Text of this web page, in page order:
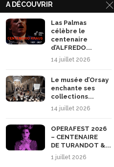
ARCHIVES
A DÉCOUVRIR
Las Palmas
célèbre le
centenaire
d’ALFREDO...
14 juillet 2026
Le musée d’Orsay
enchante ses
collections...
14 juillet 2026
OPERAFEST 2026
– CENTENAIRE
DE TURANDOT &...
1 juillet 2026